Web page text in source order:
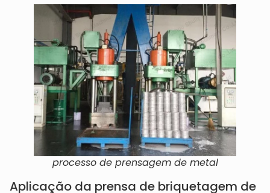
processo de prensagem de metal
Aplicação da prensa de briquetagem de